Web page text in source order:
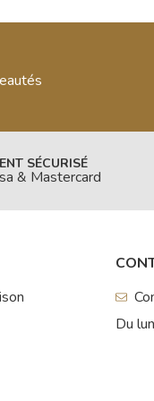
SÉCURISÉ
& Mastercard
Du